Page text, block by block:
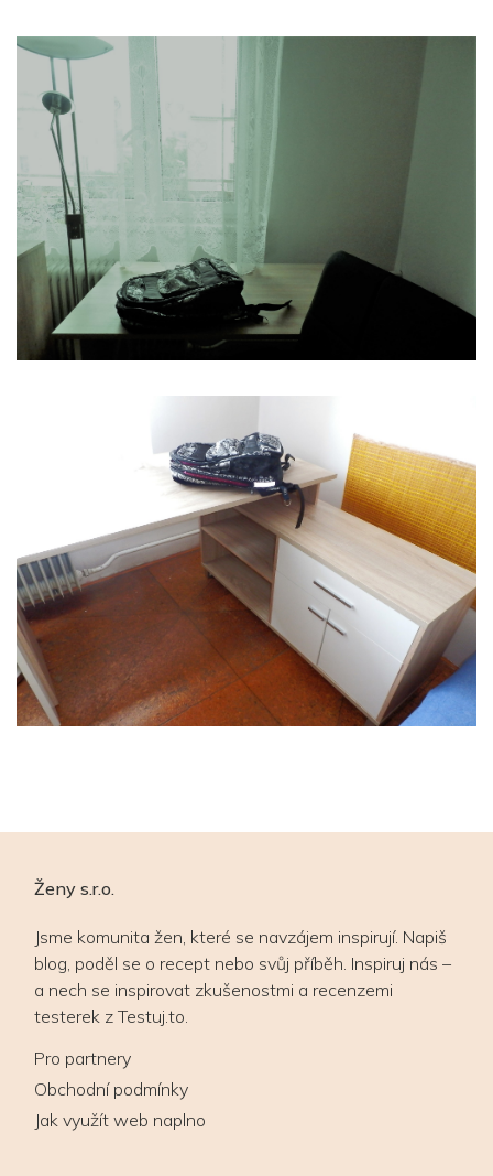
Ženy s.r.o.
Jsme komunita žen, které se navzájem inspirují. Napiš
blog, poděl se o recept nebo svůj příběh. Inspiruj nás –
a nech se inspirovat zkušenostmi a recenzemi
testerek z Testuj.to.
Pro partnery
Obchodní podmínky
Jak využít web naplno